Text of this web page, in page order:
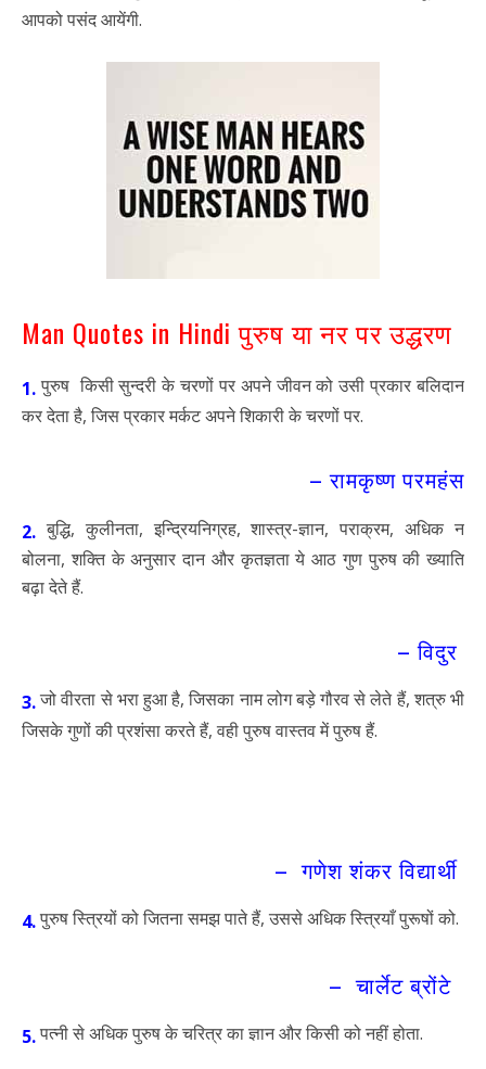
आपको पसंद आयेंगी.
Man Quotes in Hindi पुरुष या नर पर उद्धरण
1.पुरुष किसी सुन्दरी के चरणों पर अपने जीवन को उसी प्रकार बलिदान
कर देता है, जिस प्रकार मर्कट अपने शिकारी के चरणों पर.
– रामकृष्ण परमहंस
2. बुद्धि, कुलीनता, इन्द्रियनिग्रह, शास्त्र-ज्ञान, पराक्रम, अधिक न
बोलना, शक्ति के अनुसार दान और कृतज्ञता ये आठ गुण पुरुष की ख्याति
बढ़ा देते हैं.
– विदुर
3.जो वीरता से भरा हुआ है, जिसका नाम लोग बड़े गौरव से लेते हैं, शत्रु भी
जिसके गुणों की प्रशंसा करते हैं, वही पुरुष वास्तव में पुरुष हैं.
– गणेश शंकर विद्यार्थी
4.पुरुष स्त्रियों को जितना समझ पाते हैं, उससे अधिक स्त्रियाँ पुरूषों को.
– चार्लेट ब्रोंटे
5.पत्नी से अधिक पुरुष के चरित्र का ज्ञान और किसी को नहीं होता.